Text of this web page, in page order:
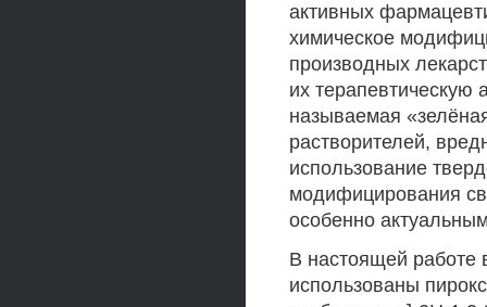
активных
химическое
производных
их терапевтическую
называемая
растворителей,
использование
модифицирования
особенно
В настоящей работе
использованы